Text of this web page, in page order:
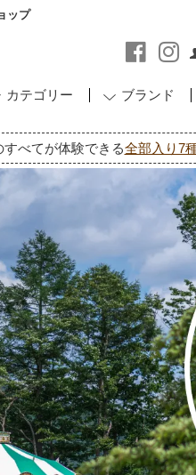
ップ
カテゴリー ブランド
べてが体験できる全部入り7